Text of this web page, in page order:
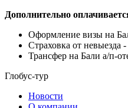
Дополнительно
Оформление визы на
Страховка от невыезда
Трансфер на Бали а/п-
Глобус-тур
Новости